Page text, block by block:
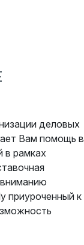
деловых
Вам помощь в
в рамках
приуроченный к